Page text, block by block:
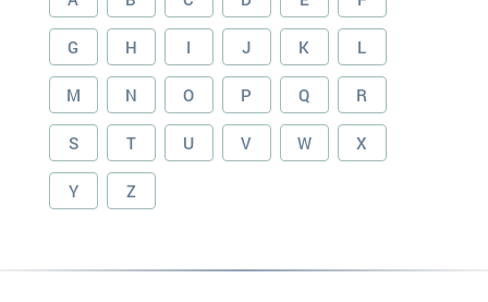
G H I J K L
M N O P Q R
S T U V W X
Y Z